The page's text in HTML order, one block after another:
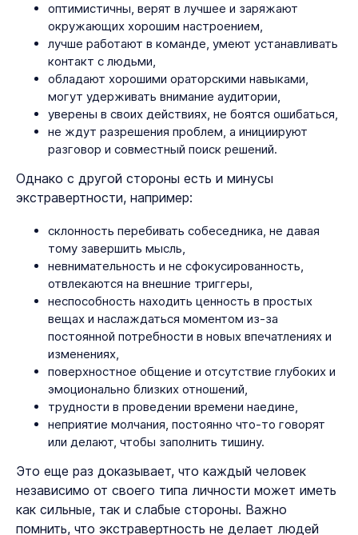
оптимистичны, верят в лучшее и заряжают
окружающих хорошим настроением,
лучше работают в команде, умеют устанавливать
контакт с людьми,
обладают хорошими ораторскими навыками,
могут удерживать внимание аудитории,
уверены в своих действиях, не боятся ошибаться,
не ждут разрешения проблем, а инициируют
разговор и совместный поиск решений.
Однако с другой стороны есть и минусы
экстравертности, например:
склонность перебивать собеседника, не давая
тому завершить мысль,
невнимательность и не сфокусированность,
отвлекаются на внешние триггеры,
неспособность находить ценность в простых
вещах и наслаждаться моментом из-за
постоянной потребности в новых впечатлениях и
изменениях,
поверхностное общение и отсутствие глубоких и
эмоционально близких отношений,
трудности в проведении времени наедине,
неприятие молчания, постоянно что-то говорят
или делают, чтобы заполнить тишину.
Это еще раз доказывает, что каждый человек
независимо от своего типа личности может иметь
как сильные, так и слабые стороны. Важно
помнить, что экстравертность не делает людей